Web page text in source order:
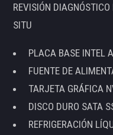
REVISIÓN
SITU
PLACA BASE INTEL
FUENTE DE
TARJETA GRÁFICA
DISCO DURO SATA
REFRIGERACIÓN